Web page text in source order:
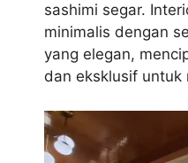
sashimi segar.
minimalis dengan
yang elegan,
dan eksklusif untuk